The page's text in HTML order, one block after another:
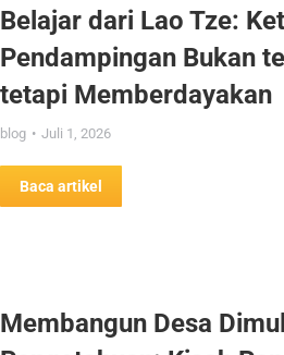
Belajar dari Lao Tze:
Pendampingan Bukan
tetapi Memberdayakan
blog Juli 1, 2026
Baca artikel
Membangun Desa